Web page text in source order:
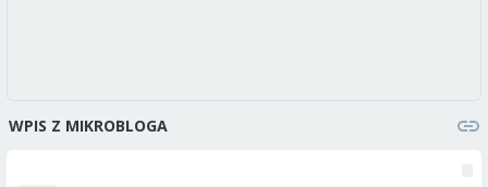
WPIS Z MIKROBLOGA